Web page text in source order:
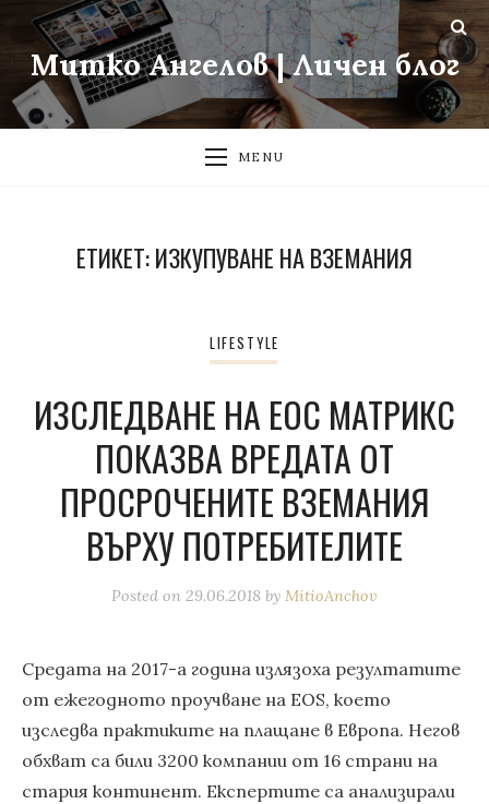
Митко Ангелов | Личен блог
MENU
ЕТИКЕТ:ИЗКУПУВАНЕ НА ВЗЕМАНИЯ
LIFESTYLE
ИЗСЛЕДВАНЕ НА ЕОС МАТРИКС
ПОКАЗВА ВРЕДАТА ОТ
ПРОСРОЧЕНИТЕ ВЗЕМАНИЯ
ВЪРХУ ПОТРЕБИТЕЛИТЕ
Posted on 29.06.2018 by MitioAnchov
Средата на 2017-а година излязоха резултатите
от ежегодното проучване на EOS, което
изследва практиките на плащане в Европа. Негов
обхват са били 3200 компании от 16 страни на
стария континент. Експертите са анализирали